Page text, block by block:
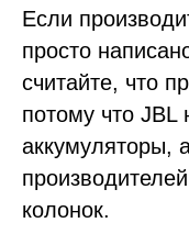
Если
просто
считайте, что
потому что JBL
аккумуляторы,
колонок.